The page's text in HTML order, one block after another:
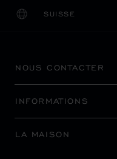
SUISSE
LOCALISATION
CHANGER DE
NOUS CONTACTER
INFORMATIONS
LA MAISON